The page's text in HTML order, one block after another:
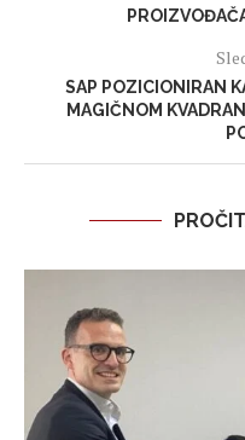
SAP POZICIONIRAN
MAGIČNOM